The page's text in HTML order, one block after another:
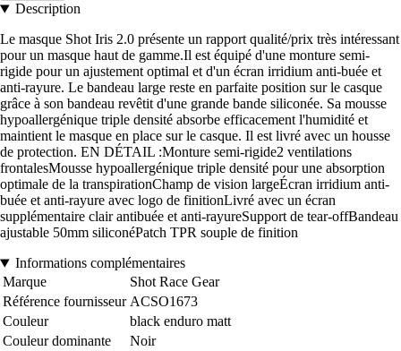
Description
Le masque Shot Iris 2.0 présente un rapport qualité/prix très intéressant
pour un masque haut de gamme.Il est équipé d'une monture semi-
rigide pour un ajustement optimal et d'un écran irridium anti-buée et
anti-rayure. Le bandeau large reste en parfaite position sur le casque
grâce à son bandeau revêtit d'une grande bande siliconée. Sa mousse
hypoallergénique triple densité absorbe efficacement l'humidité et
maintient le masque en place sur le casque. Il est livré avec un housse
de protection. EN DÉTAIL :Monture semi-rigide2 ventilations
frontalesMousse hypoallergénique triple densité pour une absorption
optimale de la transpirationChamp de vision largeÉcran irridium anti-
buée et anti-rayure avec logo de finitionLivré avec un écran
supplémentaire clair antibuée et anti-rayureSupport de tear-offBandeau
ajustable 50mm siliconéPatch TPR souple de finition
Informations complémentaires
Marque
Shot Race Gear
Référence fournisseur ACSO1673
Couleur
black enduro matt
Couleur dominante
Noir